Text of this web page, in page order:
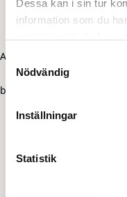
Dessa kan i sin tur
information som du
Samtyckesval
Nödvändig
Inställningar
Statistik
Application error: a client-
browser console for more